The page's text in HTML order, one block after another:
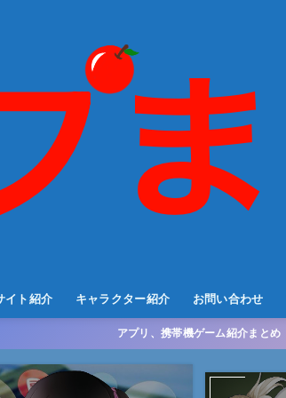
イト紹介 キャラクター紹介 お問い合わせ
アプリ、携帯機ゲーム紹介まとめ